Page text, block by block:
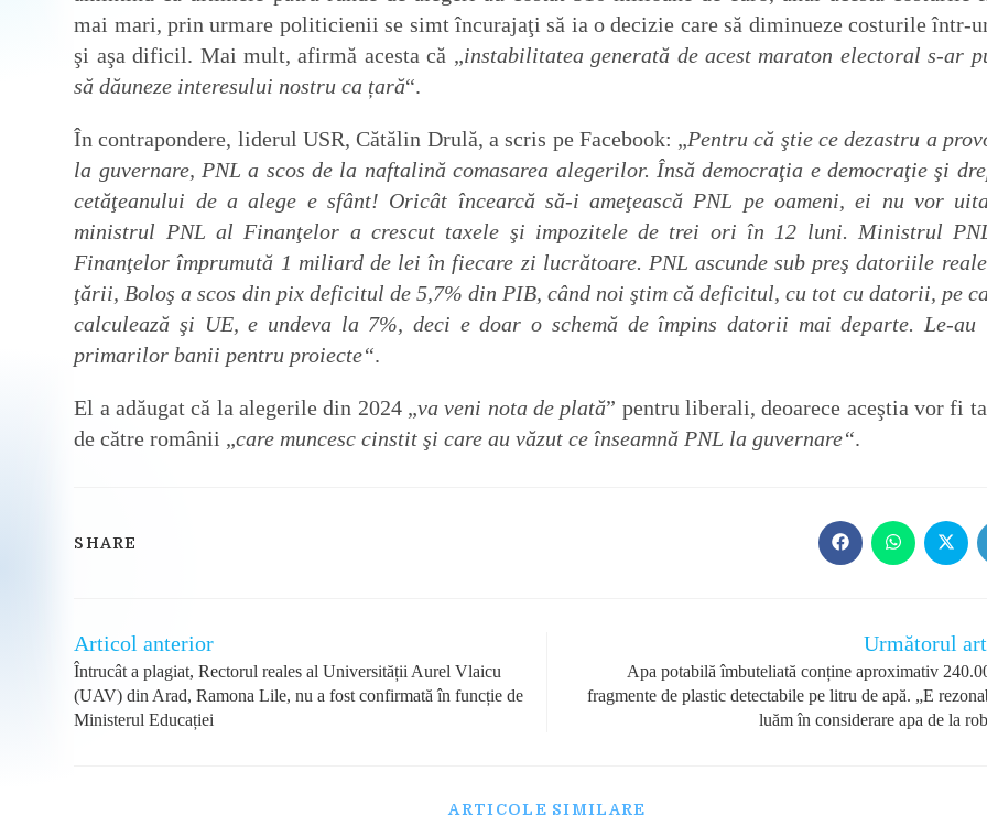
mai mari, prin urmare politicienii se simt încurajaţi să ia o decizie care să diminueze costurile într-
şi aşa dificil. Mai mult, afirmă acesta că „instabilitatea generată de acest maraton electoral s-ar
să dăuneze interesului nostru ca țară“.
În contrapondere, liderul USR, Cătălin Drulă, a scris pe Facebook: „Pentru că ştie ce dezastru a
la guvernare, PNL a scos de la naftalină comasarea alegerilor. Însă democraţia e democraţie şi
cetăţeanului de a alege e sfânt! Oricât încearcă să-i ameţească PNL pe oameni, ei nu vor
ministrul PNL al Finanţelor a crescut taxele şi impozitele de trei ori în 12 luni. Ministrul
Finanţelor împrumută 1 miliard de lei în fiecare zi lucrătoare. PNL ascunde sub preş datoriile
ţării, Boloş a scos din pix deficitul de 5,7% din PIB, când noi ştim că deficitul, cu tot cu datorii, pe
calculează şi UE, e undeva la 7%, deci e doar o schemă de împins datorii mai departe. Le-au
primarilor banii pentru proiecte“.
El a adăugat că la alegerile din 2024 „va veni nota de plată” pentru liberali, deoarece aceştia vor fi
de către românii „care muncesc cinstit şi care au văzut ce înseamnă PNL la guvernare“.
SHARE
Opens
in
Opens
in
Opens
in
Read
more
articles
Articol anterior
Întrucât a plagiat, Rectorul reales al Universității Aurel Vlaicu
(UAV) din Arad, Ramona Lile, nu a fost confirmată în funcție de
Ministerul Educației
Următorul
Apa potabilă îmbuteliată conține aproximativ
fragmente de plastic detectabile pe litru de apă. „E
luăm în considerare apa de la
ARTICOLE SIMILARE